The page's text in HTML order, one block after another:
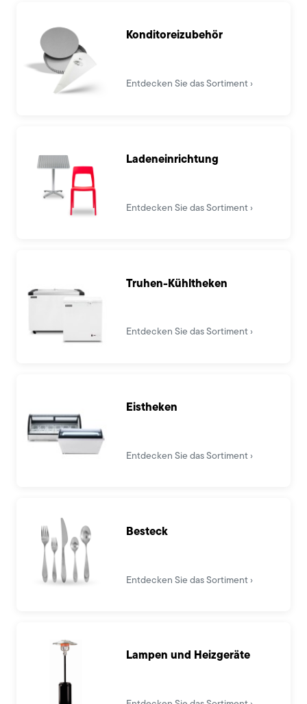
Konditoreizubehör
Entdecken Sie das Sortiment
Ladeneinrichtung
Entdecken Sie das Sortiment
Truhen-Kühltheken
Entdecken Sie das Sortiment
Eistheken
Entdecken Sie das Sortiment
Besteck
Entdecken Sie das Sortiment
Lampen und Heizgeräte